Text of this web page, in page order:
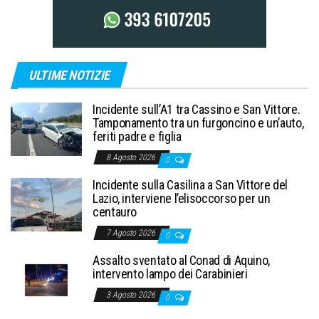
ULTIME NOTIZIE
Incidente sull’A1 tra Cassino e San Vittore.
Tamponamento tra un furgoncino e un’auto,
feriti padre e figlia
8 Agosto 2026 0
Incidente sulla Casilina a San Vittore del
Lazio, interviene l’elisoccorso per un
centauro
7 Agosto 2026 0
Assalto sventato al Conad di Aquino,
intervento lampo dei Carabinieri
3 Agosto 2026 0